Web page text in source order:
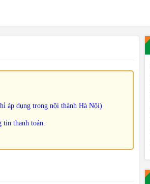
áp dụng trong nội thành Hà Nội)
tin thanh toán.